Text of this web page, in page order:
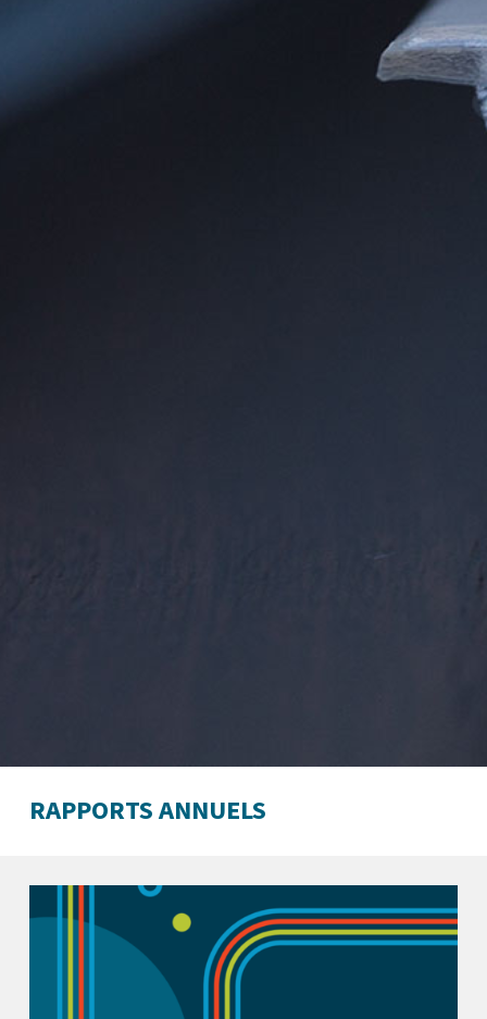
RAPPORTS ANNUELS